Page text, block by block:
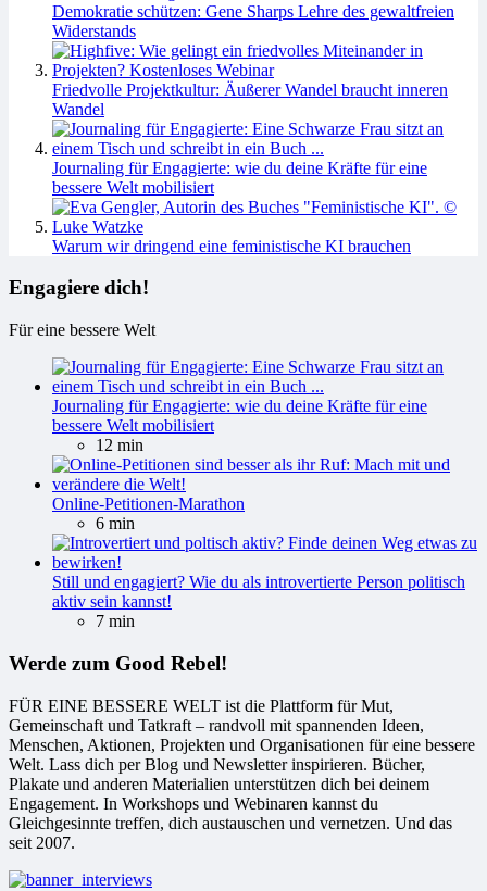
Demokratie schützen: Gene Sharps Lehre des gewaltfreien
Widerstands
Friedvolle Projektkultur: Äußerer Wandel braucht inneren
Wandel
Journaling für Engagierte: wie du deine Kräfte für eine
bessere Welt mobilisiert
Warum wir dringend eine feministische KI brauchen
Engagiere dich!
Für eine bessere Welt
Journaling für Engagierte: wie du deine Kräfte für eine
bessere Welt mobilisiert
12 min
Online-Petitionen-Marathon
6 min
Still und engagiert? Wie du als introvertierte Person politisch
aktiv sein kannst!
7 min
Werde zum Good Rebel!
FÜR EINE BESSERE WELT ist die Plattform für Mut,
Gemeinschaft und Tatkraft – randvoll mit spannenden Ideen,
Menschen, Aktionen, Projekten und Organisationen für eine bessere
Welt. Lass dich per Blog und Newsletter inspirieren. Bücher,
Plakate und anderen Materialien unterstützen dich bei deinem
Engagement. In Workshops und Webinaren kannst du
Gleichgesinnte treffen, dich austauschen und vernetzen. Und das
seit 2007.